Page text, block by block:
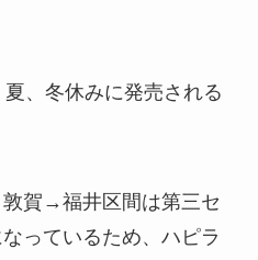
、冬休みに発売される
賀→福井区間は第三セ
っているため、ハピラ